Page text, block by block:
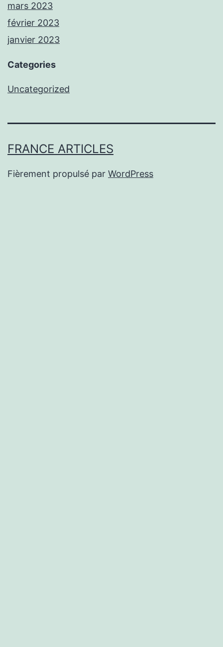
mars 2023
février 2023
janvier 2023
Categories
Uncategorized
FRANCE ARTICLES
Fièrement propulsé par WordPress